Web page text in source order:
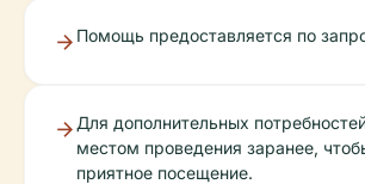
Помощь предоставляется по
Для дополнительных
местом проведения заранее,
приятное посещение.